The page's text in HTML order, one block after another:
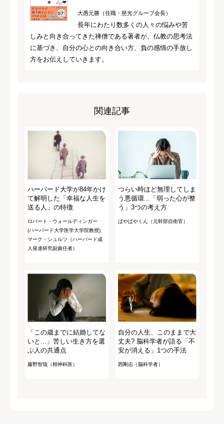
大愚元勝（住職・慈光グループ会長）
長年にわたり数多くの人々の悩みや苦
しみと向き合ってきた禅僧である著者が、仏教の思考法
に基づき、自分の心との向き合い方、負の感情の手放し
方をお伝えしていきます。
関連記事
ハーバード大学が84年かけ
て解明した「幸福な人生を
送る人」の特徴
ロバート・ウォールディンガー
(ハーバード大学医学大学院教授)、
マーク・シュルツ（ハーバード成
人発達研究副責任者）
つらい時ほど無理してしま
う悪循環...「弱った心が整
う」3つの考え方
ぱやぱやくん（元幹部自衛官）
「この歳までに結婚してな
いと...」苦しい生き方を選
ぶ人の共通点
藤野智哉（精神科医）
自分の人生、このままで大
丈夫? 脳科学者が語る「不
安が消える」1つの手法
西剛志（脳科学者）